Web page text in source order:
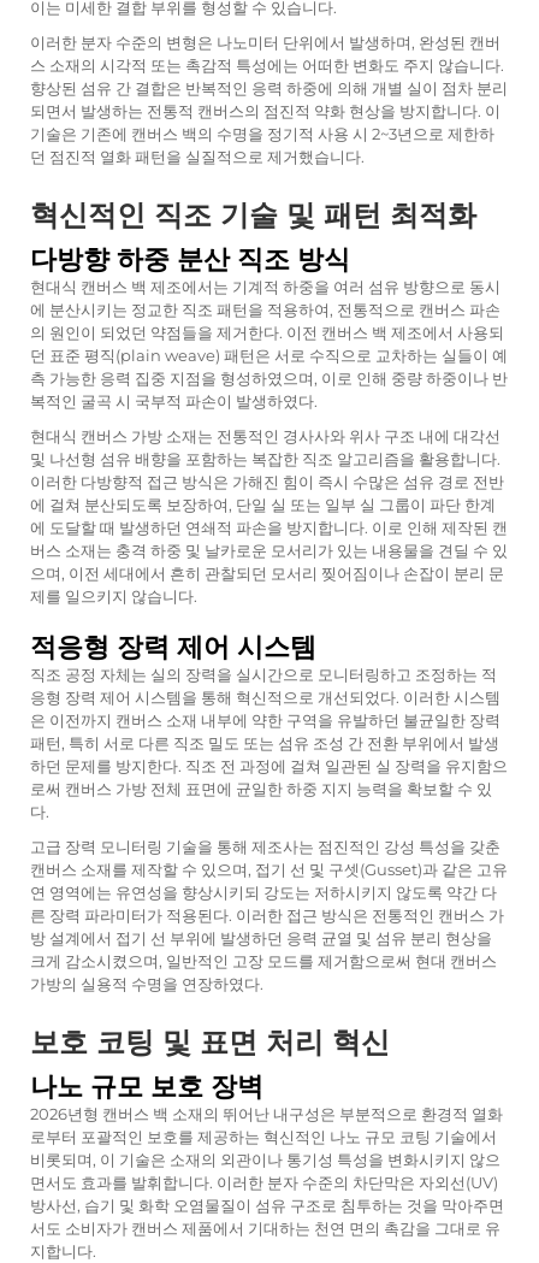
이는 미세한 결합 부위를 형성할 수 있습니다.
이러한 분자 수준의 변형은 나노미터 단위에서 발생하며, 완성된 캔버
스 소재의 시각적 또는 촉감적 특성에는 어떠한 변화도 주지 않습니다.
향상된 섬유 간 결합은 반복적인 응력 하중에 의해 개별 실이 점차 분리
되면서 발생하는 전통적 캔버스의 점진적 약화 현상을 방지합니다. 이
기술은 기존에 캔버스 백의 수명을 정기적 사용 시 2~3년으로 제한하
던 점진적 열화 패턴을 실질적으로 제거했습니다.
혁신적인 직조 기술 및 패턴 최적화
다방향 하중 분산 직조 방식
현대식 캔버스 백 제조에서는 기계적 하중을 여러 섬유 방향으로 동시
에 분산시키는 정교한 직조 패턴을 적용하여, 전통적으로 캔버스 파손
의 원인이 되었던 약점들을 제거한다. 이전 캔버스 백 제조에서 사용되
던 표준 평직(plain weave) 패턴은 서로 수직으로 교차하는 실들이 예
측 가능한 응력 집중 지점을 형성하였으며, 이로 인해 중량 하중이나 반
복적인 굴곡 시 국부적 파손이 발생하였다.
현대식 캔버스 가방 소재는 전통적인 경사사와 위사 구조 내에 대각선
및 나선형 섬유 배향을 포함하는 복잡한 직조 알고리즘을 활용합니다.
이러한 다방향적 접근 방식은 가해진 힘이 즉시 수많은 섬유 경로 전반
에 걸쳐 분산되도록 보장하여, 단일 실 또는 일부 실 그룹이 파단 한계
에 도달할 때 발생하던 연쇄적 파손을 방지합니다. 이로 인해 제작된 캔
버스 소재는 충격 하중 및 날카로운 모서리가 있는 내용물을 견딜 수 있
으며, 이전 세대에서 흔히 관찰되던 모서리 찢어짐이나 손잡이 분리 문
제를 일으키지 않습니다.
적응형 장력 제어 시스템
직조 공정 자체는 실의 장력을 실시간으로 모니터링하고 조정하는 적
응형 장력 제어 시스템을 통해 혁신적으로 개선되었다. 이러한 시스템
은 이전까지 캔버스 소재 내부에 약한 구역을 유발하던 불균일한 장력
패턴, 특히 서로 다른 직조 밀도 또는 섬유 조성 간 전환 부위에서 발생
하던 문제를 방지한다. 직조 전 과정에 걸쳐 일관된 실 장력을 유지함으
로써 캔버스 가방 전체 표면에 균일한 하중 지지 능력을 확보할 수 있
다.
고급 장력 모니터링 기술을 통해 제조사는 점진적인 강성 특성을 갖춘
캔버스 소재를 제작할 수 있으며, 접기 선 및 구셋(Gusset)과 같은 고유
연 영역에는 유연성을 향상시키되 강도는 저하시키지 않도록 약간 다
른 장력 파라미터가 적용된다. 이러한 접근 방식은 전통적인 캔버스 가
방 설계에서 접기 선 부위에 발생하던 응력 균열 및 섬유 분리 현상을
크게 감소시켰으며, 일반적인 고장 모드를 제거함으로써 현대 캔버스
가방의 실용적 수명을 연장하였다.
보호 코팅 및 표면 처리 혁신
나노 규모 보호 장벽
2026년형 캔버스 백 소재의 뛰어난 내구성은 부분적으로 환경적 열화
로부터 포괄적인 보호를 제공하는 혁신적인 나노 규모 코팅 기술에서
비롯되며, 이 기술은 소재의 외관이나 통기성 특성을 변화시키지 않으
면서도 효과를 발휘합니다. 이러한 분자 수준의 차단막은 자외선(UV)
방사선, 습기 및 화학 오염물질이 섬유 구조로 침투하는 것을 막아주면
서도 소비자가 캔버스 제품에서 기대하는 천연 면의 촉감을 그대로 유
지합니다.